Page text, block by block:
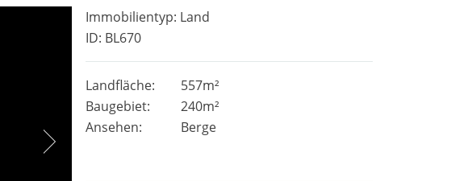
Immobilientyp: Land
ID: BL670
Landfläche:
557m²
Baugebiet:
240m²
Ansehen:
Berge